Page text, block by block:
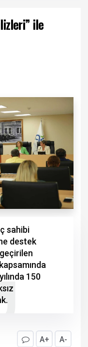
ile
sahibi
destek
150
A+ A-